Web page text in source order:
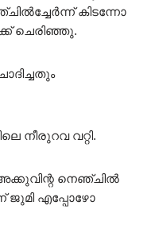
കിടന്നോ
ചെരിഞ്ഞു.
നീരുറവ വറ്റി.
നെഞ്ചിൽ
ജുമി എപ്പോഴോ